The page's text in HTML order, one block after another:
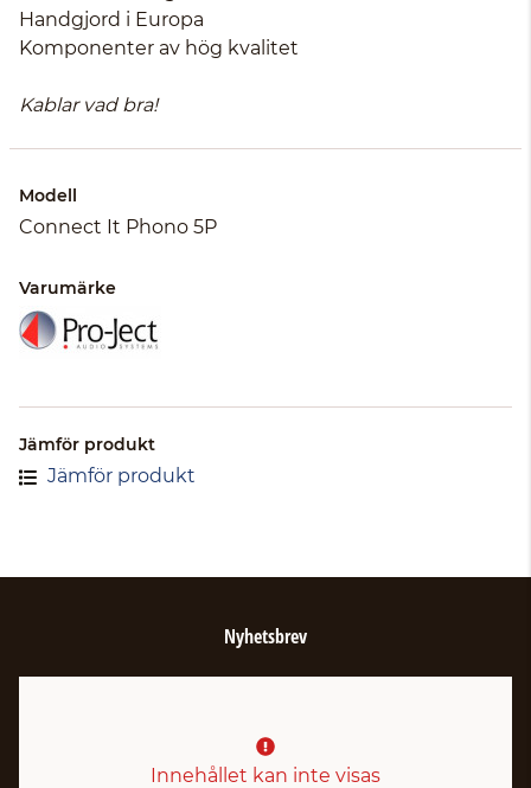
Handgjord i Europa
Komponenter av hög kvalitet
Kablar vad bra!
Modell
Connect It Phono 5P
Varumärke
Jämför produkt
Jämför produkt
Nyhetsbrev
Innehållet kan inte visas